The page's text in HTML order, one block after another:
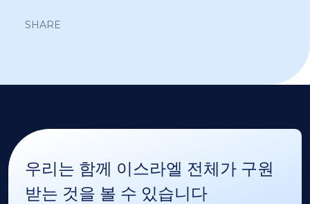
SHARE
우리는 함께 이스라엘 전체가 구원
받는 것을 볼 수 있습니다